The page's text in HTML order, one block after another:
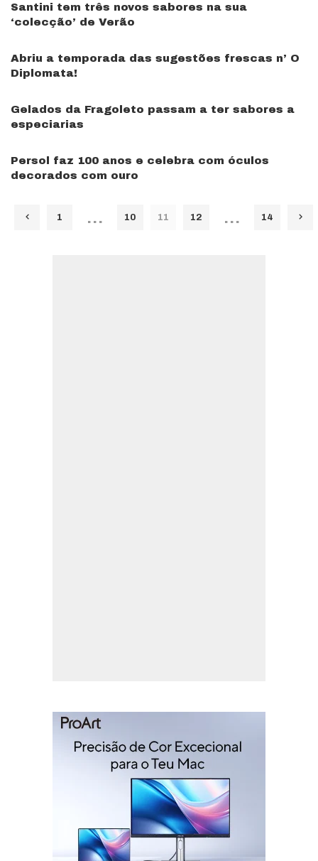
Santini tem três novos sabores na sua
‘colecção’ de Verão
Abriu a temporada das sugestões frescas n’ O
Diplomata!
Gelados da Fragoleto passam a ter sabores a
especiarias
Persol faz 100 anos e celebra com óculos
decorados com ouro
1 … 10 11 12 … 14